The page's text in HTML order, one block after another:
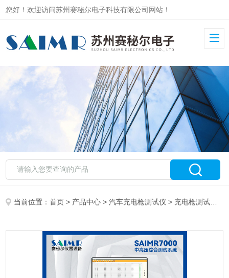
您好！欢迎访问苏州赛秘尔电子科技有限公司网站！
当前位置：首页 > 产品中心 >汽车充电枪测试仪 > 充电枪测试仪